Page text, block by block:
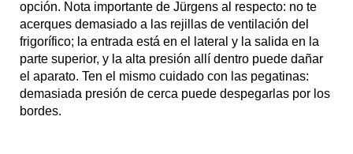
opción. Nota importante de Jürgens al respecto: no te
acerques demasiado a las rejillas de ventilación del
frigorífico; la entrada está en el lateral y la salida en la
parte superior, y la alta presión allí dentro puede dañar
el aparato. Ten el mismo cuidado con las pegatinas:
demasiada presión de cerca puede despegarlas por los
bordes.